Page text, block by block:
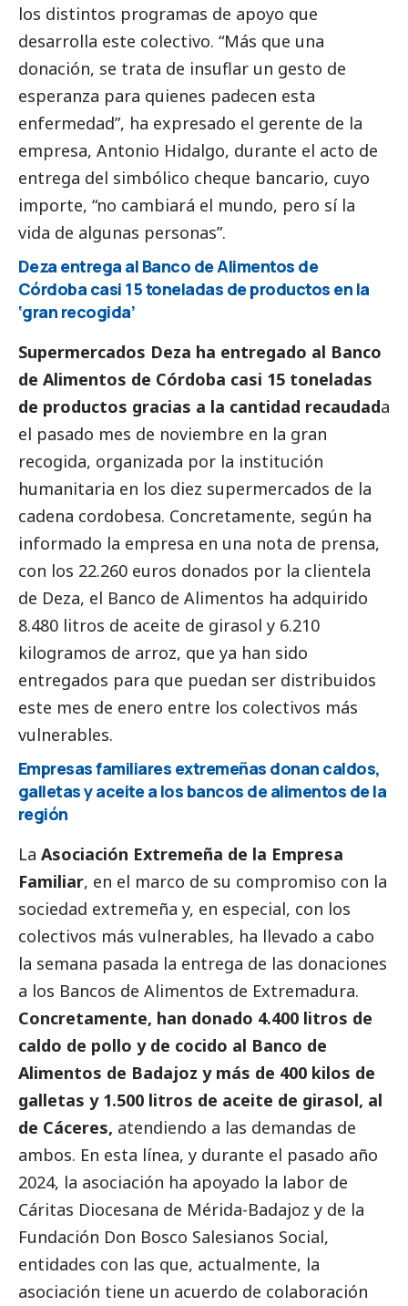
los distintos programas de apoyo que
desarrolla este colectivo. “Más que una
donación, se trata de insuflar un gesto de
esperanza para quienes padecen esta
enfermedad”, ha expresado el gerente de la
empresa, Antonio Hidalgo, durante el acto de
entrega del simbólico cheque bancario, cuyo
importe, “no cambiará el mundo, pero sí la
vida de algunas personas”.
Deza entrega al Banco de Alimentos de
Córdoba casi 15 toneladas de productos en la
‘gran recogida’
Supermercados Deza ha entregado al Banco
de Alimentos de Córdoba casi 15 toneladas
de productos gracias a la cantidad recaudada
el pasado mes de noviembre en la gran
recogida, organizada por la institución
humanitaria en los diez supermercados de la
cadena cordobesa. Concretamente, según ha
informado la empresa en una nota de prensa,
con los 22.260 euros donados por la clientela
de Deza, el Banco de Alimentos ha adquirido
8.480 litros de aceite de girasol y 6.210
kilogramos de arroz, que ya han sido
entregados para que puedan ser distribuidos
este mes de enero entre los colectivos más
vulnerables.
Empresas familiares extremeñas donan caldos,
galletas y aceite a los bancos de alimentos de la
región
La Asociación Extremeña de la Empresa
Familiar, en el marco de su compromiso con la
sociedad extremeña y, en especial, con los
colectivos más vulnerables, ha llevado a cabo
la semana pasada la entrega de las donaciones
a los Bancos de Alimentos de Extremadura.
Concretamente, han donado 4.400 litros de
caldo de pollo y de cocido al Banco de
Alimentos de Badajoz y más de 400 kilos de
galletas y 1.500 litros de aceite de girasol, al
de Cáceres, atendiendo a las demandas de
ambos. En esta línea, y durante el pasado año
2024, la asociación ha apoyado la labor de
Cáritas Diocesana de Mérida-Badajoz y de la
Fundación Don Bosco Salesianos Social,
entidades con las que, actualmente, la
asociación tiene un acuerdo de colaboración